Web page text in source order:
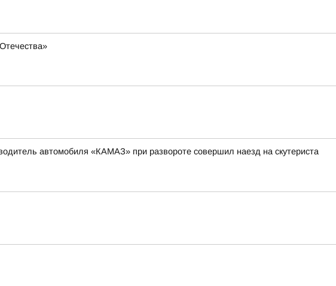
автомобиля «КАМАЗ» при развороте совершил наезд на скутериста